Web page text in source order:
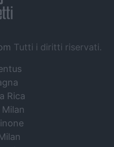
Tutti i diritti riservati.
Rica